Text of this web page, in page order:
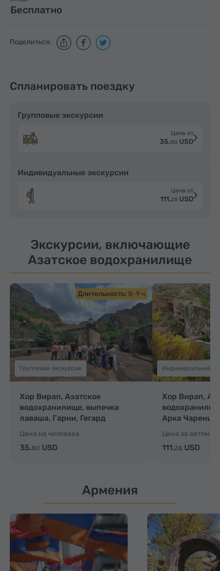
Бесплатно
Поделиться:
Спланировать поездку
Групповые экскурсии
Цена от
35.80 USD
Индивидуальные экскурсии
Цена от
111.28 USD
Экскурсии, включающие
Азатское водохранилище
Длительность: 8-9 ч
Групповая экскурсия
Хор Вирап, Азатское
водохранилище, выпечка
лаваша, Гарни, Гегард
Цена на человека
35.80 USD
Индивидуальная
Хор Вирап,
Арка Чаренца
Цена за
111.28 USD
Армения